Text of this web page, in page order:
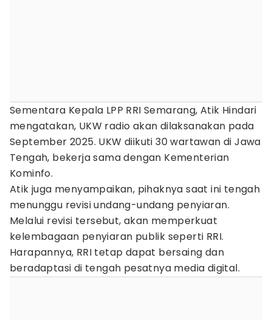
Sementara Kepala LPP RRI Semarang, Atik Hindari
mengatakan, UKW radio akan dilaksanakan pada
September 2025. UKW diikuti 30 wartawan di Jawa
Tengah, bekerja sama dengan Kementerian
Kominfo.
Atik juga menyampaikan, pihaknya saat ini tengah
menunggu revisi undang-undang penyiaran.
Melalui revisi tersebut, akan memperkuat
kelembagaan penyiaran publik seperti RRI.
Harapannya, RRI tetap dapat bersaing dan
beradaptasi di tengah pesatnya media digital.